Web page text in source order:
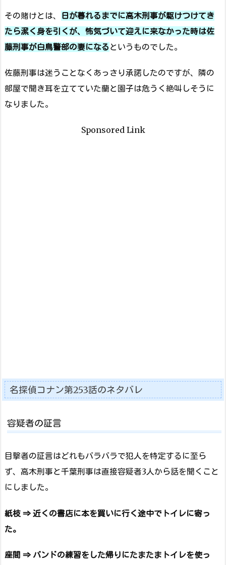
その賭けとは、 日が暮れるまでに高木刑事が駆けつけてき
たら潔く身を引くが、怖気づいて迎えに来なかった時は佐
藤刑事が白鳥警部の妻になる というものでした。
佐藤刑事は迷うことなくあっさり承諾したのですが、隣の
部屋で聞き耳を立てていた蘭と園子は危うく絶叫しそうに
なりました。
Sponsored Link
名探偵コナン第253話のネタバレ
容疑者の証言
目撃者の証言はどれもバラバラで犯人を特定するに至ら
ず、高木刑事と千葉刑事は直接容疑者3人から話を聞くこと
にしました。
紙枝 ⇒ 近くの書店に本を買いに行く途中でトイレに寄っ
た。
座間 ⇒ バンドの練習をした帰りにたまたまトイレを使っ